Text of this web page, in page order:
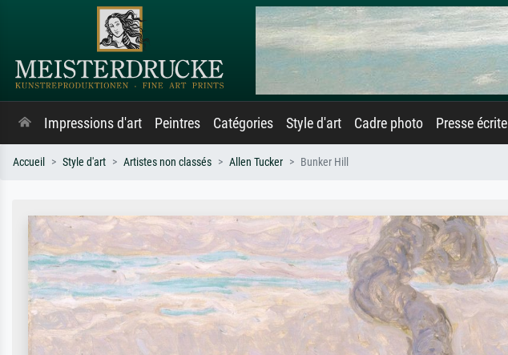
Impressions d'art Peintres Catégories Style d'art Cadre photo Presse écrite
Accueil Style d'art Artistes non classés Allen Tucker Bunker Hill